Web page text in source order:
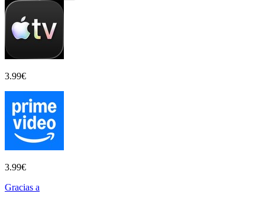
3.99€
3.99€
Gracias a